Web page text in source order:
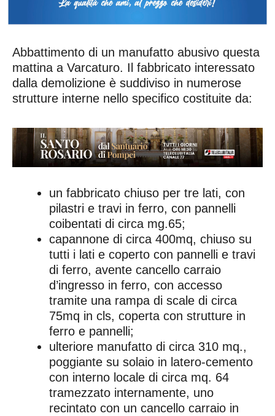
Abbattimento di un manufatto abusivo questa
mattina a Varcaturo. Il fabbricato interessato
dalla demolizione è suddiviso in numerose
strutture interne nello specifico costituite da:
un fabbricato chiuso per tre lati, con
pilastri e travi in ferro, con pannelli
coibentati di circa mg.65;
capannone di circa 400mq, chiuso su
tutti i lati e coperto con pannelli e travi
di ferro, avente cancello carraio
d’ingresso in ferro, con accesso
tramite una rampa di scale di circa
75mq in cls, coperta con strutture in
ferro e pannelli;
ulteriore manufatto di circa 310 mq.,
poggiante su solaio in latero-cemento
con interno locale di circa mq. 64
tramezzato internamente, uno
recintato con un cancello carraio in